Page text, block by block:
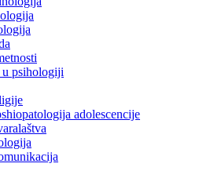
psihologiji
adolescencije